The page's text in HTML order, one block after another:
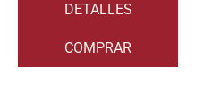
DETALLES
COMPRAR